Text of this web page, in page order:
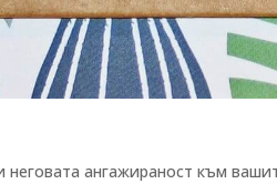
неговата ангажираност към